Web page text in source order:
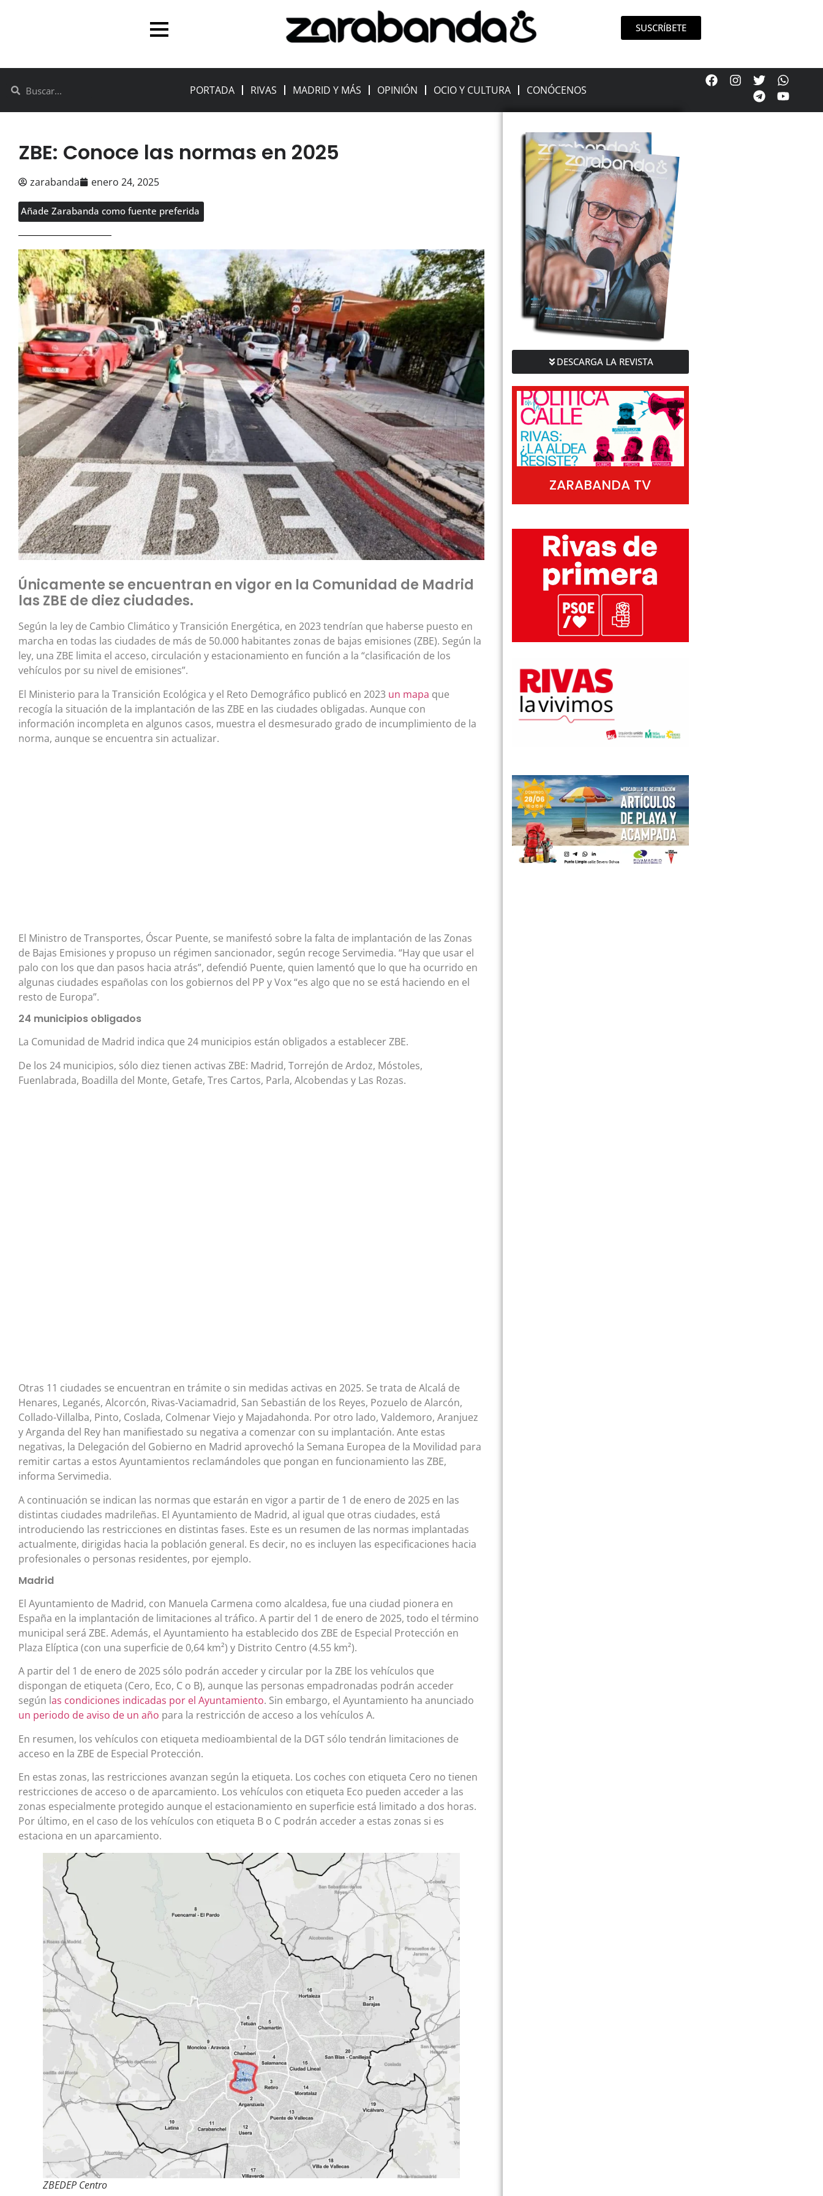
SUSCRÍBETE
PORTADA RIVAS MADRID Y MÁS OPINIÓN OCIO Y CULTURA CONÓCENOS
ZBE: Conoce las normas en 2025
zarabanda enero 24, 2025
Añade Zarabanda como fuente preferida
Únicamente se encuentran en vigor en la Comunidad de Madrid
las ZBE de diez ciudades.
Según la ley de Cambio Climático y Transición Energética, en 2023 tendrían que haberse puesto en
marcha en todas las ciudades de más de 50.000 habitantes zonas de bajas emisiones (ZBE). Según la
ley, una ZBE limita el acceso, circulación y estacionamiento en función a la “clasificación de los
vehículos por su nivel de emisiones”.
El Ministerio para la Transición Ecológica y el Reto Demográfico publicó en 2023 un mapa que
recogía la situación de la implantación de las ZBE en las ciudades obligadas. Aunque con
información incompleta en algunos casos, muestra el desmesurado grado de incumplimiento de la
norma, aunque se encuentra sin actualizar.
El Ministro de Transportes, Óscar Puente, se manifestó sobre la falta de implantación de las Zonas
de Bajas Emisiones y propuso un régimen sancionador, según recoge Servimedia. “Hay que usar el
palo con los que dan pasos hacia atrás”, defendió Puente, quien lamentó que lo que ha ocurrido en
algunas ciudades españolas con los gobiernos del PP y Vox “es algo que no se está haciendo en el
resto de Europa”.
24 municipios obligados
La Comunidad de Madrid indica que 24 municipios están obligados a establecer ZBE.
De los 24 municipios, sólo diez tienen activas ZBE: Madrid, Torrejón de Ardoz, Móstoles,
Fuenlabrada, Boadilla del Monte, Getafe, Tres Cartos, Parla, Alcobendas y Las Rozas.
Otras 11 ciudades se encuentran en trámite o sin medidas activas en 2025. Se trata de Alcalá de
Henares, Leganés, Alcorcón, Rivas-Vaciamadrid, San Sebastián de los Reyes, Pozuelo de Alarcón,
Collado-Villalba, Pinto, Coslada, Colmenar Viejo y Majadahonda. Por otro lado, Valdemoro, Aranjuez
y Arganda del Rey han manifiestado su negativa a comenzar con su implantación. Ante estas
negativas, la Delegación del Gobierno en Madrid aprovechó la Semana Europea de la Movilidad para
remitir cartas a estos Ayuntamientos reclamándoles que pongan en funcionamiento las ZBE,
informa Servimedia.
A continuación se indican las normas que estarán en vigor a partir de 1 de enero de 2025 en las
distintas ciudades madrileñas. El Ayuntamiento de Madrid, al igual que otras ciudades, está
introduciendo las restricciones en distintas fases. Este es un resumen de las normas implantadas
actualmente, dirigidas hacia la población general. Es decir, no es incluyen las especificaciones hacia
profesionales o personas residentes, por ejemplo.
Madrid
El Ayuntamiento de Madrid, con Manuela Carmena como alcaldesa, fue una ciudad pionera en
España en la implantación de limitaciones al tráfico. A partir del 1 de enero de 2025, todo el término
municipal será ZBE. Además, el Ayuntamiento ha establecido dos ZBE de Especial Protección en
Plaza Elíptica (con una superficie de 0,64 km²) y Distrito Centro (4.55 km²).
A partir del 1 de enero de 2025 sólo podrán acceder y circular por la ZBE los vehículos que
dispongan de etiqueta (Cero, Eco, C o B), aunque las personas empadronadas podrán acceder
según las condiciones indicadas por el Ayuntamiento. Sin embargo, el Ayuntamiento ha anunciado
un periodo de aviso de un año para la restricción de acceso a los vehículos A.
En resumen, los vehículos con etiqueta medioambiental de la DGT sólo tendrán limitaciones de
acceso en la ZBE de Especial Protección.
En estas zonas, las restricciones avanzan según la etiqueta. Los coches con etiqueta Cero no tienen
restricciones de acceso o de aparcamiento. Los vehículos con etiqueta Eco pueden acceder a las
zonas especialmente protegido aunque el estacionamiento en superficie está limitado a dos horas.
Por último, en el caso de los vehículos con etiqueta B o C podrán acceder a estas zonas si es
estaciona en un aparcamiento.
ZBEDEP Centro
DESCARGA LA REVISTA
ZARABANDA TV